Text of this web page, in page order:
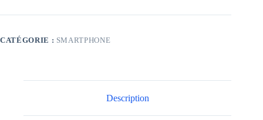
Reno
Noir
CATÉGORIE : SMARTPHONE
Description